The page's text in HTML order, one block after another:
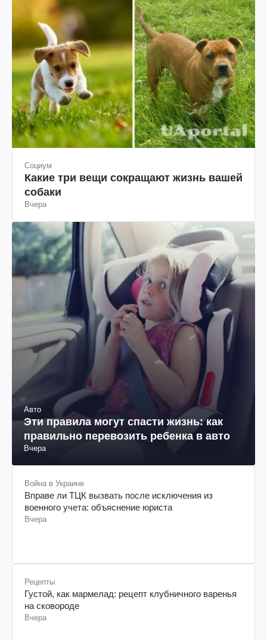
Социум
Какие три вещи сокращают жизнь вашей
собаки
Вчера
Авто
Эти правила могут спасти жизнь: как
правильно перевозить ребенка в авто
Вчера
Война в Украине
Вправе ли ТЦК вызвать после исключения из
военного учета: объяснение юриста
Вчера
Рецепты
Густой, как мармелад: рецепт клубничного варенья
на сковороде
Вчера